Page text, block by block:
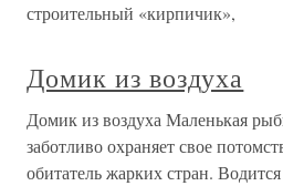
строительный «кирпичик»,
Домик из воздуха
Домик из воздуха Маленькая
заботливо охраняет свое
обитатель жарких стран.